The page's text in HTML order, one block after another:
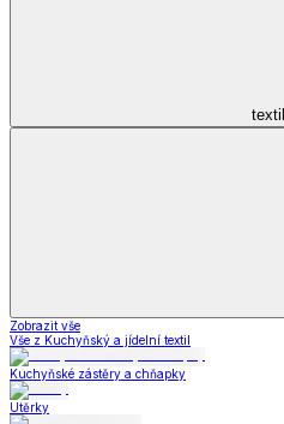
textil
Zobrazit vše
Vše z Kuchyňský a jídelní textil
Kuchyňské zástěry a chňapky
Utěrky